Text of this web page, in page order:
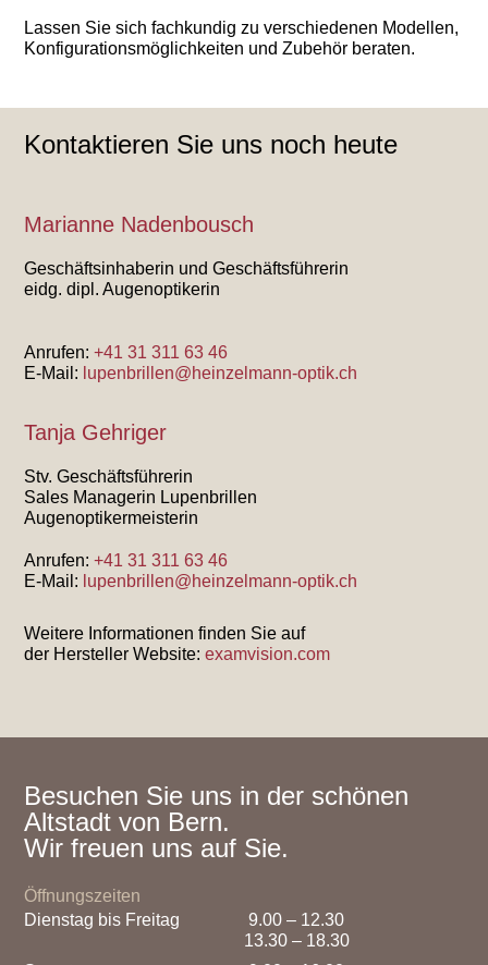
Lassen Sie sich fachkundig zu verschiedenen Modellen,
Konfigurationsmöglichkeiten und Zubehör beraten.
Kontaktieren Sie uns noch heute
Marianne Nadenbousch
Geschäftsinhaberin und Geschäftsführerin
eidg. dipl. Augenoptikerin
Anrufen:+41 31 311 63 46
E-Mail: lupenbrillen@heinzelmann-optik.ch
Tanja Gehriger
Stv. Geschäftsführerin
Sales Managerin Lupenbrillen
Augenoptikermeisterin
Anrufen:+41 31 311 63 46
E-Mail: lupenbrillen@heinzelmann-optik.ch
Weitere Informationen finden Sie auf
der Hersteller Website:examvision.com
Besuchen Sie uns in der schönen
Altstadt von Bern.
Wir freuen uns auf Sie.
Öffnungszeiten
Dienstag bis Freitag
9.00 – 12.30
13.30 – 18.30